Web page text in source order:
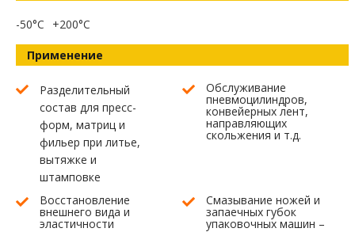
-50°C +200°C
Применение
Разделительный
состав для пресс-
форм, матриц и
фильер при литье,
вытяжке и
штамповке
Обслуживание
пневмоцилиндров,
конвейерных лент,
направляющих
скольжения и т.д.
Восстановление
внешнего вида и
эластичности
Смазывание ножей и
запаечных губок
упаковочных машин –